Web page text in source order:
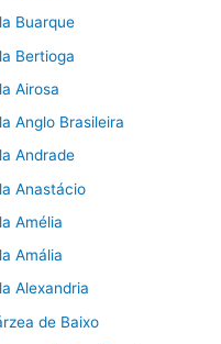
Buarque
Bertioga
Airosa
Anglo Brasileira
Andrade
Anastácio
Amélia
Amália
Alexandria
de Baixo